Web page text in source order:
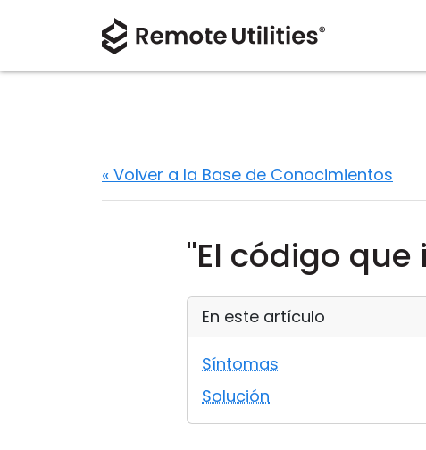
« Volver a la Base de Conocimientos
"El código
En este artículo
Síntomas
Solución